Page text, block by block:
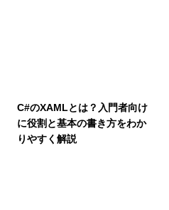
C#のXAMLとは？入門者向け
に役割と基本の書き方をわか
りやすく解説